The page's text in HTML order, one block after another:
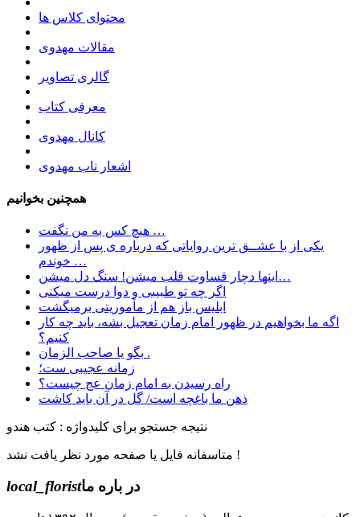
محتوای کلاس ها
مقالات مهدوی
گالری تصاویر
معرفی کتاب
کانال مهدوی
اشعار ناب مهدوی
همچنین بخوانیم
هیچ کس به من نگفت …
یکی از با عشــق ترین روایاتی که درباره ی پس از ظهور
خوندم …
اینها دچار قساوت قلب میشن! سنگ دل میشن…
اگر چه تو طبیبی و دوا درست میکنی
ابليس باز هم از مأموريتی برمیگشت
اگه ما بخواهیم در ظهور امام زمان تعجیل بشه، باید چه کار
کنیم؟
بگو یا صاحب الزمان .
زمانه عجیبی ست؛
راه رسیدن به امام زمان عج چیست؟
ﺫﻫﻦ ﻣﺎ ﺑﺎﻏﭽﻪ ﺍﺳﺖ/ ﮔﻞ ﺩﺭ ﺁﻥ ﺑﺎﯾﺪ ﮐﺎﺷﺖ
نتیجه جستجو برای کلیدواژه : کتب هندو
متاسفانه فایل یا صفحه مورد نظر یافت نشد !
local_floristدر باره ما